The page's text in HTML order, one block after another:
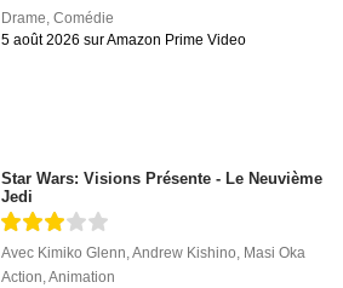
Drame,Comédie
5 août 2026 sur Amazon Prime Video
Star Wars: Visions Présente - Le Neuvième
Jedi
Avec Kimiko Glenn,Andrew Kishino, Masi Oka
Action,Animation